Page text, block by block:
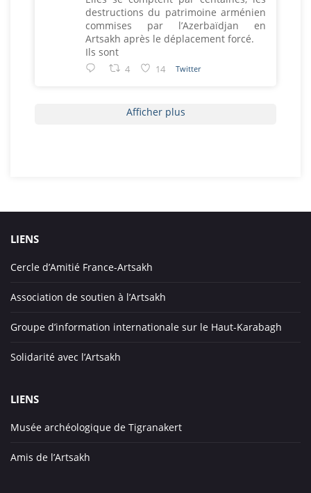
destructions du patrimoine arménien
commises par l’Azerbaïdjan en
Artsakh après le déplacement forcé.
Ils sont
4 14 Twitter
Afficher plus
LIENS
Cercle d’Amitié France-Artsakh
Association de soutien à l’Artsakh
Groupe d’information internationale sur le Haut-Karabagh
Solidarité avec l’Artsakh
LIENS
Musée archéologique de Tigranakert
Amis de l’Artsakh